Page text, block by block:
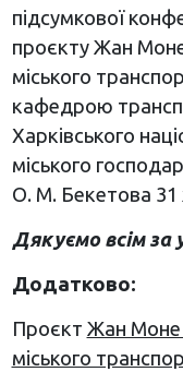
підсумкової
проєкту Жан
міського
кафедрою
Харківського
міського
О. М. Бекетова 31
Дякуємо всім за
Додатково:
Проєкт Жан Моне
міського